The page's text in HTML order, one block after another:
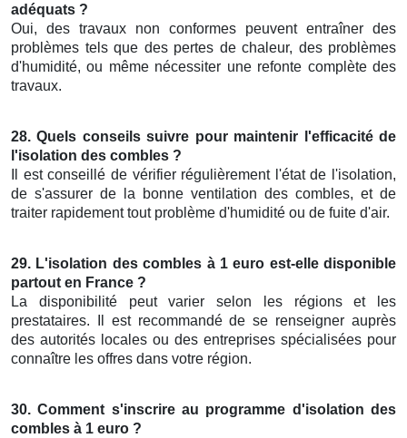
adéquats ?
Oui, des travaux non conformes peuvent entraîner des
problèmes tels que des pertes de chaleur, des problèmes
d'humidité, ou même nécessiter une refonte complète des
travaux.
28. Quels conseils suivre pour maintenir l'efficacité de
l'isolation des combles ?
Il est conseillé de vérifier régulièrement l'état de l'isolation,
de s'assurer de la bonne ventilation des combles, et de
traiter rapidement tout problème d'humidité ou de fuite d'air.
29. L'isolation des combles à 1 euro est-elle disponible
partout en France ?
La disponibilité peut varier selon les régions et les
prestataires. Il est recommandé de se renseigner auprès
des autorités locales ou des entreprises spécialisées pour
connaître les offres dans votre région.
30. Comment s'inscrire au programme d'isolation des
combles à 1 euro ?